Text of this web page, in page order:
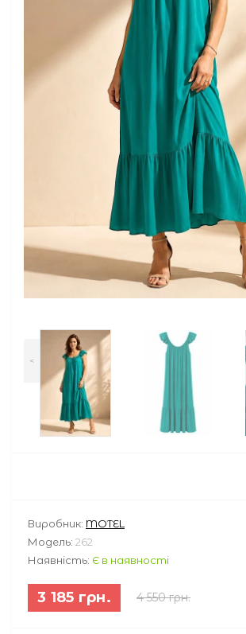
<
Виробник: MOTEL
Модель: 262
Наявність: Є в наявності
3 185 грн. 4 550 грн.